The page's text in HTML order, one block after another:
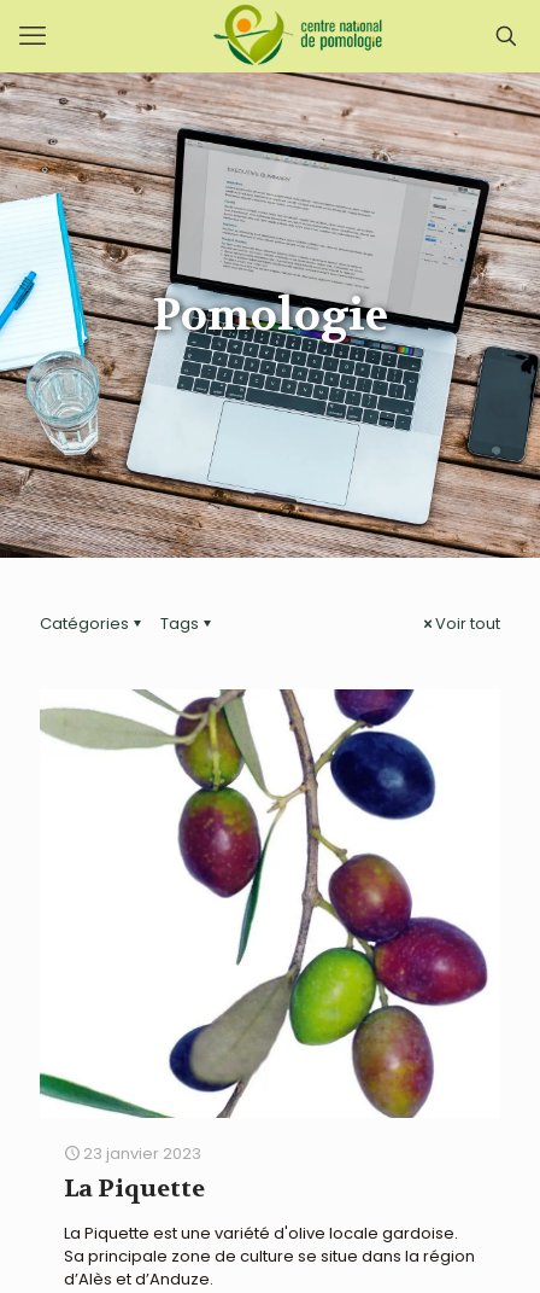
Pomologie
Catégories Tags Voir tout
23 janvier 2023
La Piquette
La Piquette est une variété d'olive locale gardoise.
Sa principale zone de culture se situe dans la région
d’Alès et d’Anduze.